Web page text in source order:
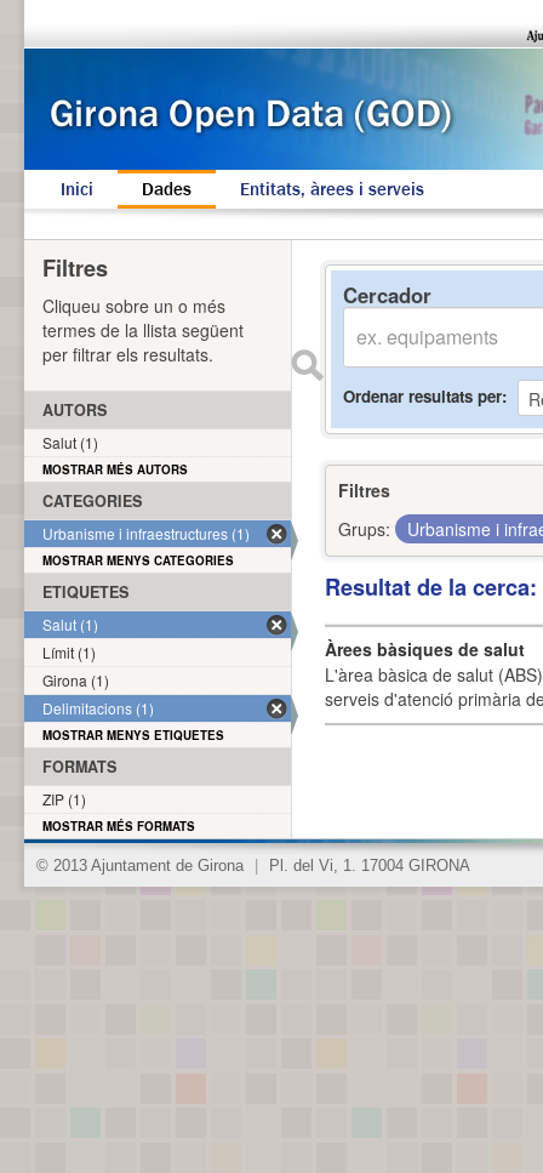
Inici Dades Entitats, àrees i serveis
Cercador
Ordenar resultats per
Filtres
Grups:
Urbanisme i
Resultat de la
Àrees bàsiques de salut
L'àrea bàsica de salut
serveis d'atenció primària
Filtres
Cliqueu sobre un o més
termes de la llista següent
per filtrar els resultats.
AUTORS
Salut (1)
MOSTRAR MÉS AUTORS
CATEGORIES
Urbanisme i infraestructures (1)
MOSTRAR MENYS CATEGORIES
ETIQUETES
Salut (1)
Límit (1)
Girona (1)
Delimitacions (1)
MOSTRAR MENYS ETIQUETES
FORMATS
ZIP (1)
MOSTRAR MÉS FORMATS
© 2013 Ajuntament de Girona Pl. del Vi, 1. 17004 GIRONA